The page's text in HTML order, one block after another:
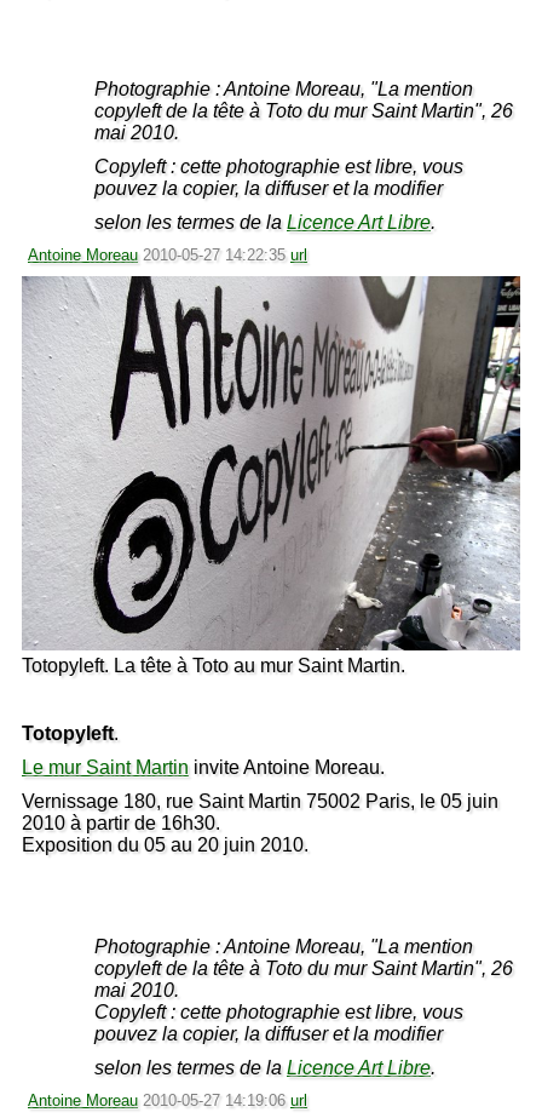
Photographie : Antoine Moreau, "La mention
copyleft de la tête à Toto du mur Saint Martin", 26
mai 2010.
Copyleft : cette photographie est libre, vous
pouvez la copier, la diffuser et la modifier
selon les termes de laLicence Art Libre.
Antoine Moreau 2010-05-27 14:22:35 url
Totopyleft. La tête à Toto au mur Saint Martin.
Totopyleft.
Le mur Saint Martin invite Antoine Moreau.
Vernissage 180, rue Saint Martin 75002 Paris, le 05 juin
2010 à partir de 16h30.
Exposition du 05 au 20 juin 2010.
Photographie : Antoine Moreau, "La mention
copyleft de la tête à Toto du mur Saint Martin", 26
mai 2010.
Copyleft : cette photographie est libre, vous
pouvez la copier, la diffuser et la modifier
selon les termes de laLicence Art Libre.
Antoine Moreau 2010-05-27 14:19:06 url